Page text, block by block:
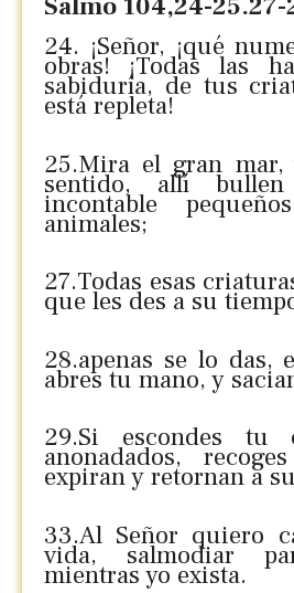
Salmo 104,24-
24. ¡Señor, ¡qué
obras! ¡Todas las
sabiduría, de tus
está repleta!
25.Mira el gran mar,
sentido, allí
incontable
animales;
27.Todas esas
que les des a su
28.apenas se lo das,
abres tu mano, y
29.Si escondes tu
anonadados,
expiran y retornan a
33.Al Señor quiero
vida, salmodiar
mientras yo exista.